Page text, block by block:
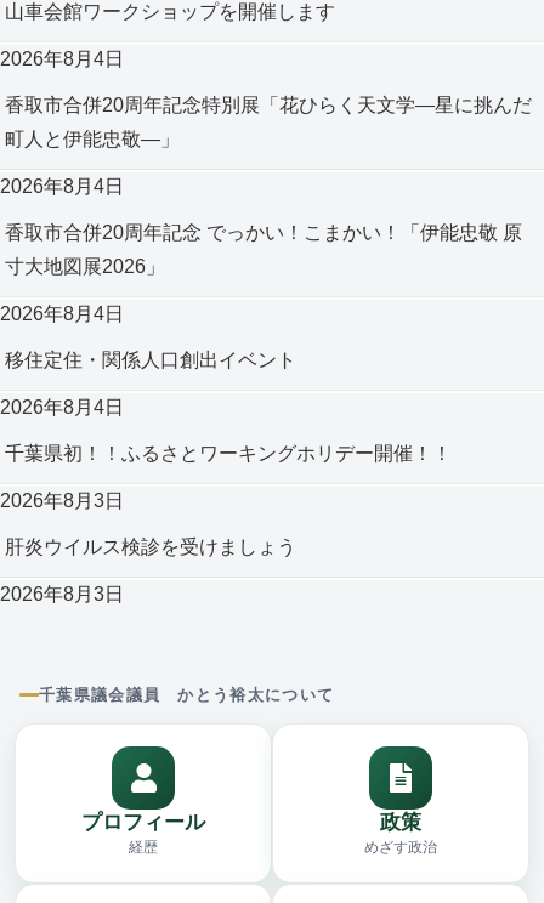
山車会館ワークショップを開催します
2026年8月4日
香取市合併20周年記念特別展「花ひらく天文学―星に挑んだ
町人と伊能忠敬―」
2026年8月4日
香取市合併20周年記念 でっかい！こまかい！「伊能忠敬 原
寸大地図展2026」
2026年8月4日
移住定住・関係人口創出イベント
2026年8月4日
千葉県初！！ふるさとワーキングホリデー開催！！
2026年8月3日
肝炎ウイルス検診を受けましょう
2026年8月3日
千葉県議会議員 かとう裕太について
プロフィール
経歴
政策
めざす政治